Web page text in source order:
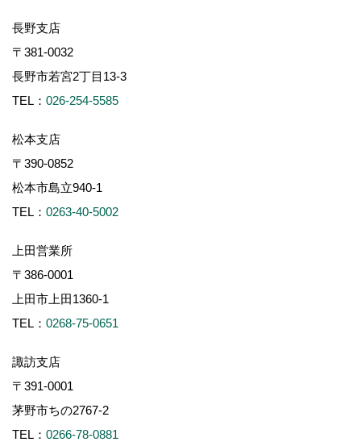
長野支店
〒381-0032
長野市若宮2丁目13-3
TEL： 026-254-5585
松本支店
〒390-0852
松本市島立940-1
TEL： 0263-40-5002
上田営業所
〒386-0001
上田市上田1360-1
TEL： 0268-75-0651
諏訪支店
〒391-0001
茅野市ちの2767-2
TEL： 0266-78-0881